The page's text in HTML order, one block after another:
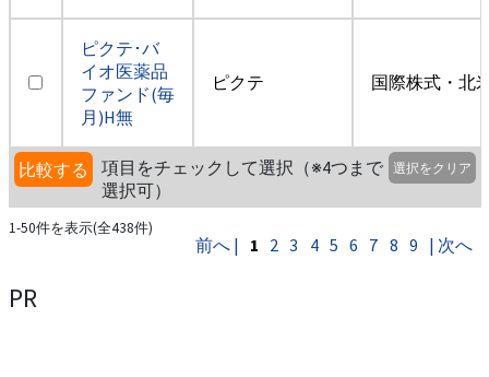
ピクテ･バ
イオ医薬品
ファンド(毎
月)H無
ピクテ 国際株式・北
比較する
項目をチェックして選択（※4つまで
選択可）
選択をクリア
1-50件を表示(全438件)
前へ | 1 2 3 4 5 6 7 8 9 | 次へ
PR